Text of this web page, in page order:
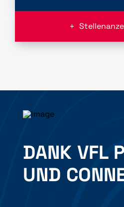
DANK VFL
UND